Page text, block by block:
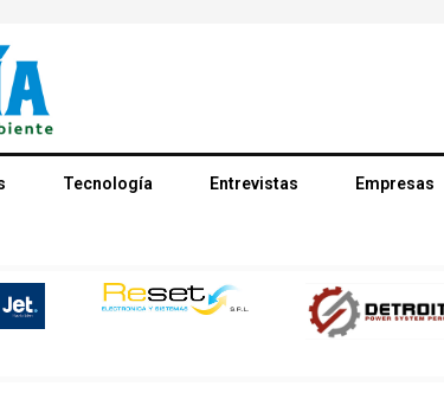
Tecnología Entrevistas Empresas